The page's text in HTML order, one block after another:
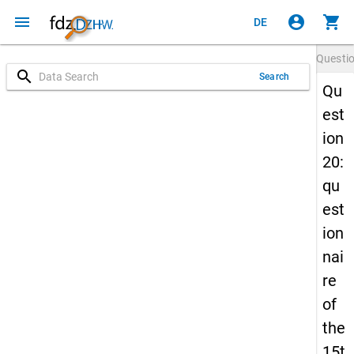
menu DE account_circle shopping_cart
search Search
Qu
est
ion
20:
qu
est
ion
nai
re
of
the